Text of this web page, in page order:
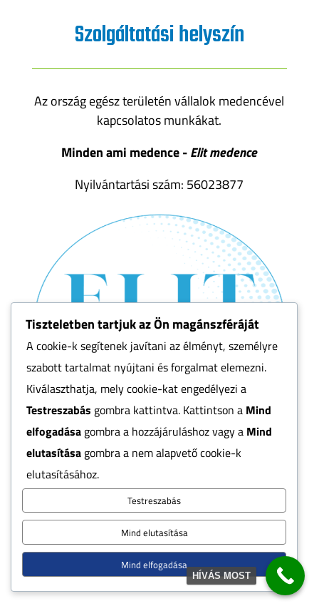
Szolgáltatási helyszín
Az ország egész területén vállalok medencével
kapcsolatos munkákat.
Minden ami medence -Elit medence
Nyilvántartási szám: 56023877
Kapcsolat
 Budapest, Méta u. 31, 1194
 info@elitmedence.hu
Tiszteletben tartjuk az Ön magánszféráját
A cookie-k segítenek javítani az élményt, személyre
szabott tartalmat nyújtani és forgalmat elemezni.
Kiválaszthatja, mely cookie-kat engedélyezi a
Testreszabás gombra kattintva. Kattintson a Mind
elfogadása gombra a hozzájáruláshoz vagy a Mind
elutasítása gombra a nem alapvető cookie-k
elutasításához.
Testreszabás
Mind elutasítása
Mind elfogadása
HÍVÁS MOST